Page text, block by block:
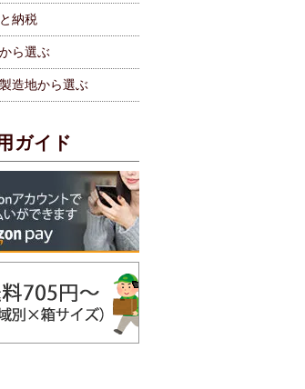
納税
ら選ぶ
造地から選ぶ
ガイド